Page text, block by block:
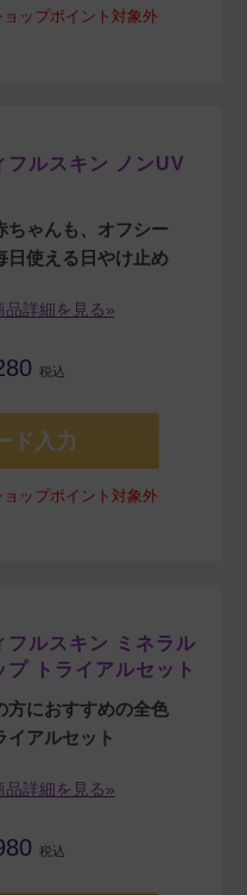
ップポイント対象外
フルスキン ノンUV
ちゃんも、オフシー
日使える日やけ止め
品詳細を見る»
税込
ド入力
ップポイント対象外
フルスキン ミネラル
プ トライアルセット
方におすすめの全色
イアルセット
品詳細を見る»
税込